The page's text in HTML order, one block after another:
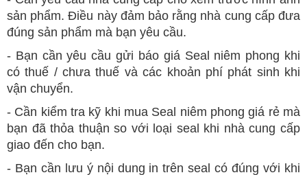
sản phẩm. Điều này đảm bảo rằng nhà cung cấp đưa
đúng sản phẩm mà bạn yêu cầu.
- Bạn cần yêu cầu gửi báo giá Seal niêm phong khi
có thuế / chưa thuế và các khoản phí phát sinh khi
vận chuyển.
- Cần kiểm tra kỹ khi mua Seal niêm phong giá rẻ mà
bạn đã thỏa thuận so với loại seal khi nhà cung cấp
giao đến cho bạn.
- Bạn cần lưu ý nội dung in trên seal có đúng với khi